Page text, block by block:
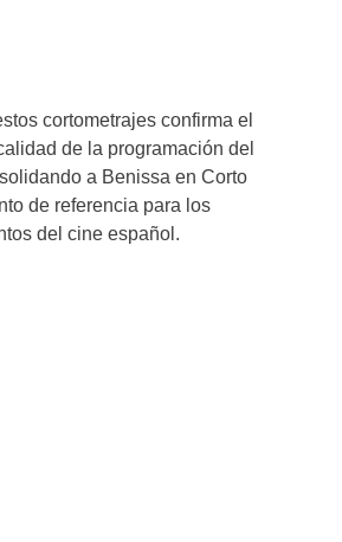
cortometrajes confirma el
de la programación del
a Benissa en Corto
de referencia para los
del cine español.